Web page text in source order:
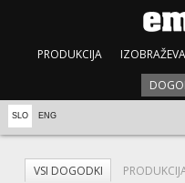
PRODUKCIJA
SLO ENG
VSI DOGODKI